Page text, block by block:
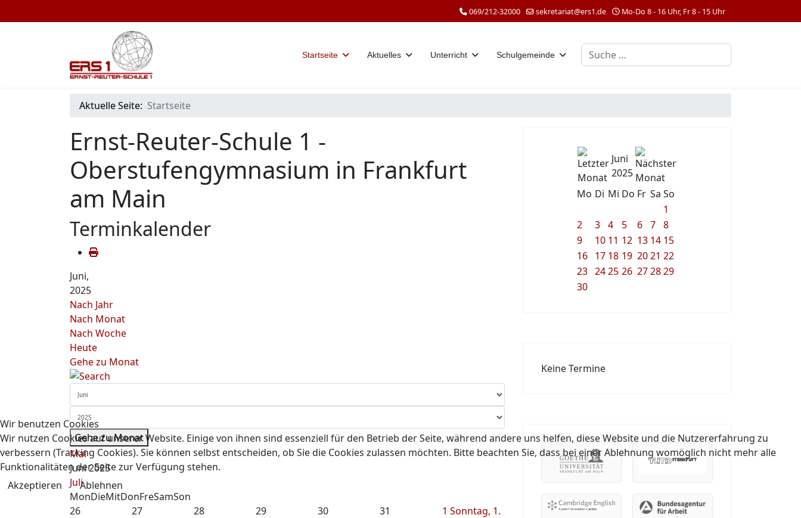
069/212-32000 sekretariat@ers1.de Mo-Do 8 - 16 Uhr, Fr 8 - 15 Uhr
Startseite Aktuelles Unterricht Schulgemeinde Suchen
Aktuelle Seite: Startseite
Ernst-Reuter-Schule 1 -
Oberstufengymnasium in Frankfurt
am Main
Terminkalender
Juni,
2025
Nach Jahr
Nach Monat
Nach Woche
Heute
Gehe zu Monat
Gehe zu Monat
Mai
Juni 2025
Juli
MonDieMitDonFreSamSon
26
27 28 29 30 31 1 Sonntag, 1.
Juni
2025
Mo Di Mi Do Fr Sa So
1
2
3 4 5 6 7 8
9
10 11 12 13 14 15
16 17 18 19 2021 22
23 2425 26 272829
30
Keine Termine
Wir benutzen Cookies
Wir nutzen Cookies auf unserer Website. Einige von ihnen sind essenziell für den Betrieb der Seite, während andere uns helfen, diese Website und die Nutzererfahrung zu
verbessern (Tracking Cookies). Sie können selbst entscheiden, ob Sie die Cookies zulassen möchten. Bitte beachten Sie, dass bei einer Ablehnung womöglich nicht mehr alle
Funktionalitäten der Seite zur Verfügung stehen.
Akzeptieren
Ablehnen